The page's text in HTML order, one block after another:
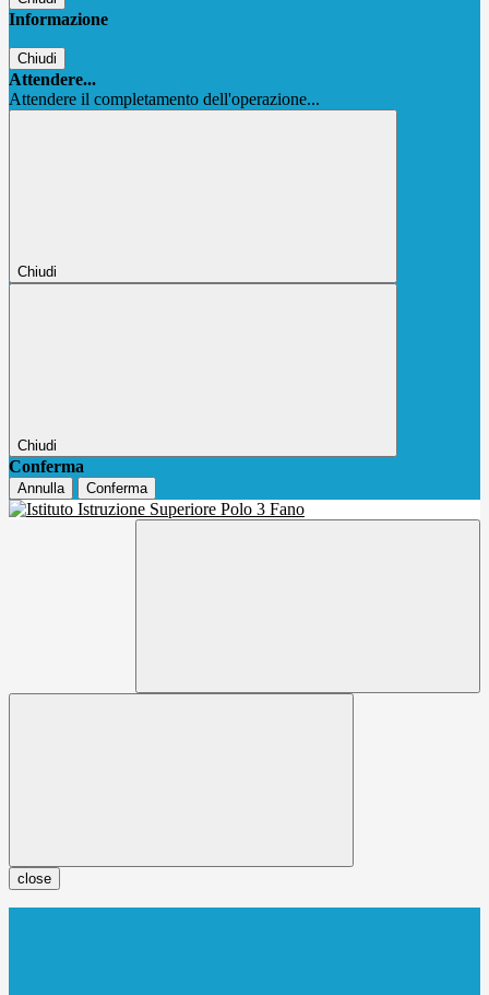
Informazione
Chiudi
Attendere...
Attendere il completamento dell'operazione...
Chiudi
Chiudi
Conferma
Annulla Conferma
close